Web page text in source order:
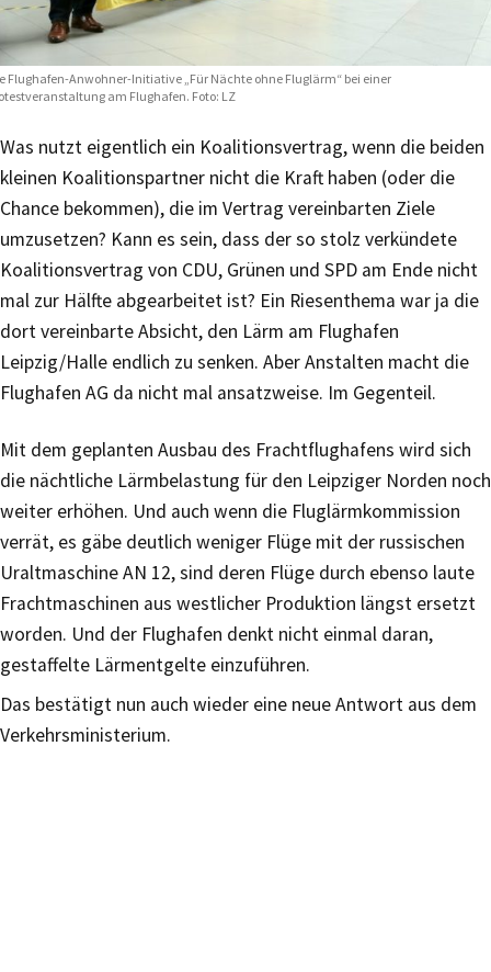
Flughafen-Anwohner-Initiative „Für Nächte ohne Fluglärm“ bei einer
am Flughafen. Foto: LZ
Was nutzt eigentlich ein Koalitionsvertrag, wenn die beiden
kleinen Koalitionspartner nicht die Kraft haben (oder die
Chance bekommen), die im Vertrag vereinbarten Ziele
umzusetzen? Kann es sein, dass der so stolz verkündete
Koalitionsvertrag von CDU, Grünen und SPD am Ende nicht
mal zur Hälfte abgearbeitet ist? Ein Riesenthema war ja die
dort vereinbarte Absicht, den Lärm am Flughafen
Leipzig/Halle endlich zu senken. Aber Anstalten macht die
Flughafen AG da nicht mal ansatzweise. Im Gegenteil.
Mit dem geplanten Ausbau des Frachtflughafens wird sich
die nächtliche Lärmbelastung für den Leipziger Norden noch
weiter erhöhen. Und auch wenn die Fluglärmkommission
verrät, es gäbe deutlich weniger Flüge mit der russischen
Uraltmaschine AN 12, sind deren Flüge durch ebenso laute
Frachtmaschinen aus westlicher Produktion längst ersetzt
worden. Und der Flughafen denkt nicht einmal daran,
gestaffelte Lärmentgelte einzuführen.
Das bestätigt nun auch wieder eine neue Antwort aus dem
Verkehrsministerium.